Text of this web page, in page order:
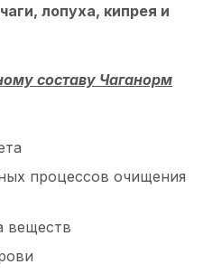
лопуха, кипрея и
составу Чаганорм
процессов очищения
веществ